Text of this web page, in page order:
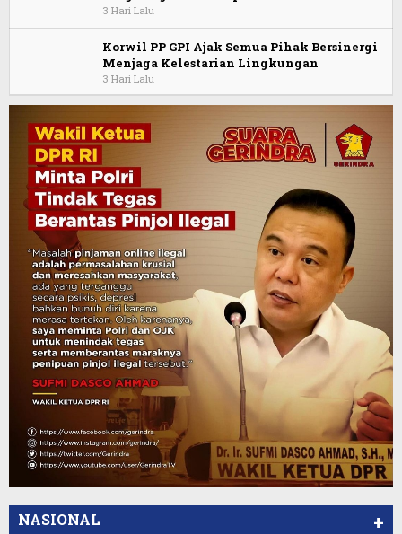
3 Hari Lalu
Korwil PP GPI Ajak Semua Pihak Bersinergi
Menjaga Kelestarian Lingkungan
3 Hari Lalu
NASIONAL +